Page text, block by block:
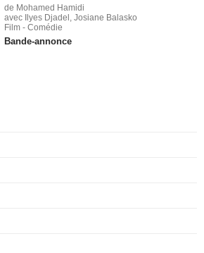
de Mohamed Hamidi
avec Ilyes Djadel, Josiane Balasko
Film - Comédie
Bande-annonce